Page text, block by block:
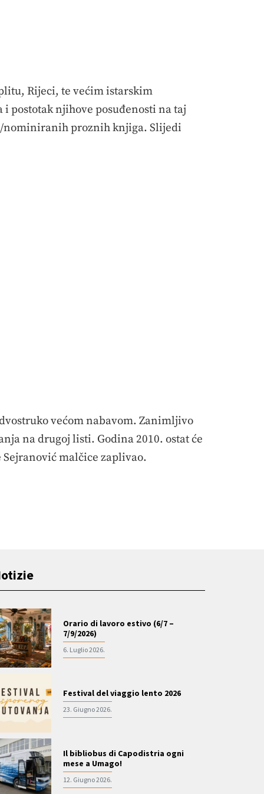
Rijeci, te većim istarskim
postotak njihove posuđenosti na taj
nominiranih proznih knjiga. Slijedi
većom nabavom. Zanimljivo
na drugoj listi. Godina 2010. ostat će
malčice zaplivao.
Orario di lavoro estivo (6/7 –
7/9/2026)
6. Luglio 2026.
Festival del viaggio lento 2026
23. Giugno 2026.
Il bibliobus di Capodistria ogni
mese a Umago!
12. Giugno 2026.